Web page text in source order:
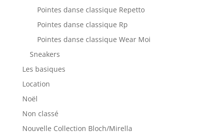
Pointes danse classique Repetto
Pointes danse classique Rp
Pointes danse classique Wear Moi
Sneakers
Les basiques
Location
Noël
Non classé
Nouvelle Collection Bloch/Mirella